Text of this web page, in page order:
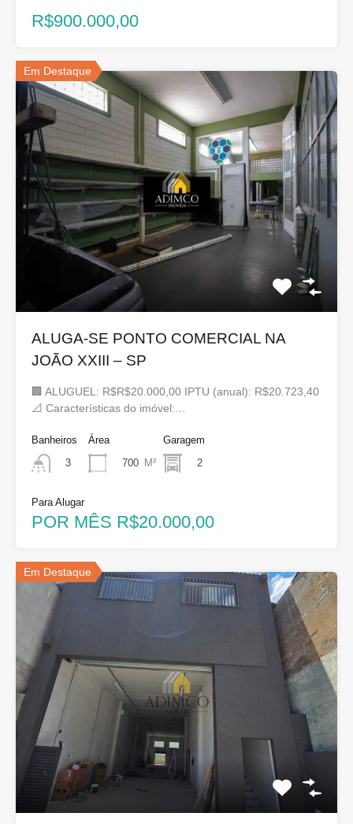
R$900.000,00
Em Destaque
ALUGA-SE PONTO COMERCIAL NA
JOÃO XXIII – SP
🏢 ALUGUEL: R$R$20.000,00 IPTU (anual): R$20.723,40
📐 Características do imóvel:…
Banheiros
3
Área
700 M²
Garagem
2
Para Alugar
POR MÊS R$20.000,00
Em Destaque